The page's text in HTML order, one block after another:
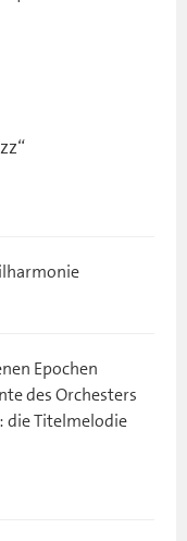
Epochen
des Orchesters
die Titelmelodie